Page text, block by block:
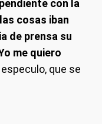
con la
cosas iban
de prensa su
me quiero
especulo, que se